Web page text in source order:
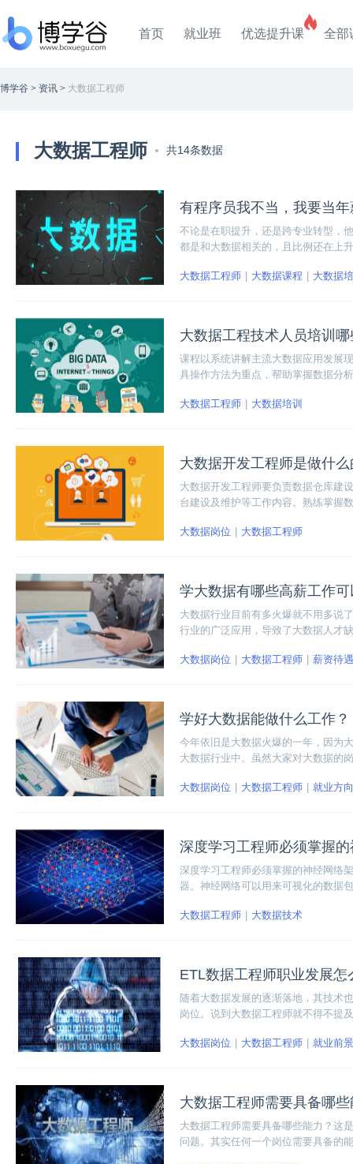
首页 就业班 优选提升课 全部
博学谷 > 资讯 > 大数据工程师
大数据工程师 共14条数据
有程序员我不当，我要当
不论是在职提升，还是跨专业转型，
都是和大数据相关的，且比例还在上
大数据工程师
大数据课程 大数据
大数据工程技术人员培训
课程以系统讲解主流大数据应用发展
具操作方法为重点，帮助掌握数据分
大数据工程师
大数据培训
大数据开发工程师是做什
大数据开发工程师要负责数据仓库建
台建设及维护等工作内容。熟练掌握
大数据岗位
大数据工程师
学大数据有哪些高薪工作
大数据行业目前有多火爆就不用多说
行业的广泛应用，导致了大数据人才
大数据岗位
大数据工程师 薪资待遇
学好大数据能做什么工作？
今年依旧是大数据火爆的一年，因为
大数据行业中。虽然大家对大数据的
大数据岗位
大数据工程师 就业方向
深度学习工程师必须掌握
深度学习工程师必须掌握的神经网络
器。神经网络可以用来可视化的数据
大数据工程师
大数据技术
ETL数据工程师职业发展怎
随着大数据发展的逐渐落地，其技术
岗位。说到大数据工程师就不得不提
这一岗位，希望给想从事这个行业的
大数据岗位 大数据工程师 就业前景
大数据工程师需要具备哪
大数据工程师需要具备哪些能力？这
问题。其实任何一个岗位需要具备的